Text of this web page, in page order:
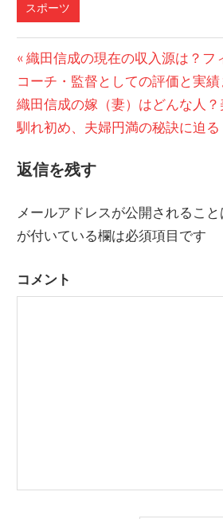
スポーツ
投
稿
ナ
ビ
ゲ
ー
ョ
前
の
記
事:
織田信成の現在の収入源は？フ
コーチ・監督としての評価と実績
次
の
事:
織田信成の嫁（妻）はどんな人
馴れ初め、夫婦円満の秘訣に迫る
返信を残す
メールアドレスが公開されること
が付いている欄は必須項目です
コメント